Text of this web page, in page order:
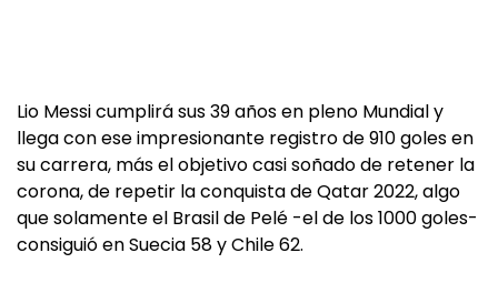
Lio Messi cumplirá sus 39 años en pleno Mundial y
llega con ese impresionante registro de 910 goles en
su carrera, más el objetivo casi soñado de retener la
corona, de repetir la conquista de Qatar 2022, algo
que solamente el Brasil de Pelé -el de los 1000 goles-
consiguió en Suecia 58 y Chile 62.